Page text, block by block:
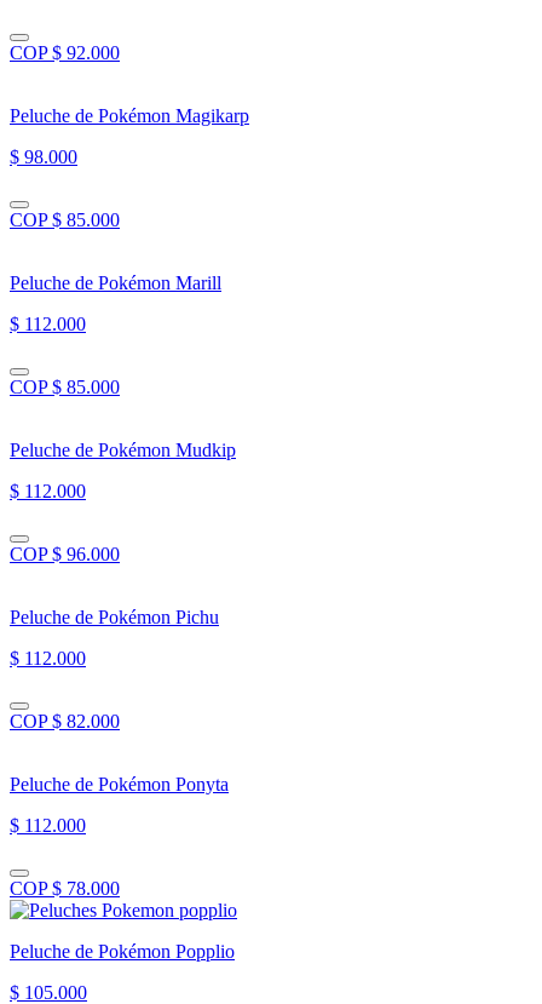
COP $ 92.000
Peluche de Pokémon Magikarp
$ 98.000
COP $ 85.000
Peluche de Pokémon Marill
$ 112.000
COP $ 85.000
Peluche de Pokémon Mudkip
$ 112.000
COP $ 96.000
Peluche de Pokémon Pichu
$ 112.000
COP $ 82.000
Peluche de Pokémon Ponyta
$ 112.000
COP $ 78.000
Peluche de Pokémon Popplio
$ 105.000